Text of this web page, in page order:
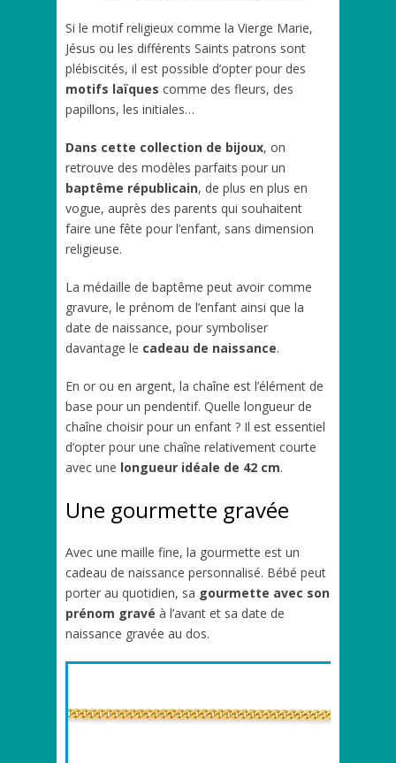
Si le motif religieux comme la Vierge Marie,
Jésus ou les différents Saints patrons sont
plébiscités, il est possible d’opter pour des
motifs laïques comme des fleurs, des
papillons, les initiales…
Dans cette collection de bijoux, on
retrouve des modèles parfaits pour un
baptême républicain, de plus en plus en
vogue, auprès des parents qui souhaitent
faire une fête pour l’enfant, sans dimension
religieuse.
La médaille de baptême peut avoir comme
gravure, le prénom de l’enfant ainsi que la
date de naissance, pour symboliser
davantage le cadeau de naissance.
En or ou en argent, la chaîne est l’élément de
base pour un pendentif. Quelle longueur de
chaîne choisir pour un enfant ? Il est essentiel
d’opter pour une chaîne relativement courte
avec une longueur idéale de 42 cm.
Une gourmette gravée
Avec une maille fine, la gourmette est un
cadeau de naissance personnalisé. Bébé peut
porter au quotidien, sa gourmette avec son
prénom gravé à l’avant et sa date de
naissance gravée au dos.